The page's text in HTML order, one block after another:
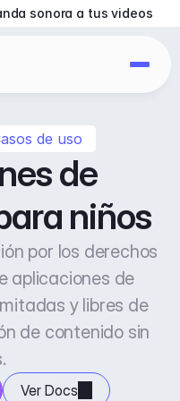
de uso
de
niños
por los derechos
aplicaciones de
y libres de
de contenido sin
Ver Docs
sonora a tus videos